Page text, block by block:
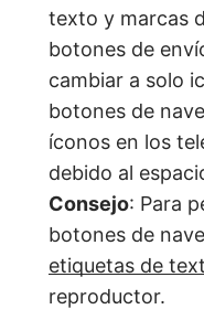
texto y marcas
botones de
cambiar a solo
botones de
íconos en los
debido al
Consejo: Para
botones de
etiquetas de
reproductor.